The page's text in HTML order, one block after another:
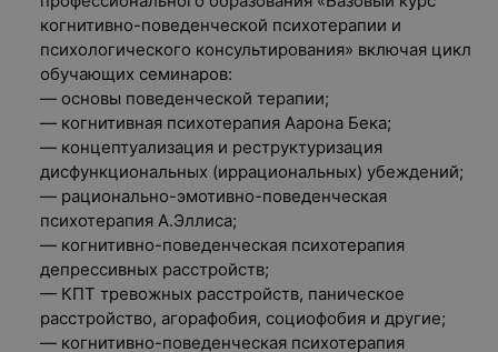
когнитивно-поведенческой психотерапии и
психологического консультирования» включая цикл
обучающих семинаров:
— основы поведенческой терапии;
— когнитивная психотерапия Аарона Бека;
— концептуализация и реструктуризация
дисфункциональных (иррациональных) убеждений;
— рационально-эмотивно-поведенческая
психотерапия А.Эллиса;
— когнитивно-поведенческая психотерапия
депрессивных расстройств;
— КПТ тревожных расстройств, паническое
расстройство, агорафобия, социофобия и другие;
— когнитивно-поведенческая психотерапия